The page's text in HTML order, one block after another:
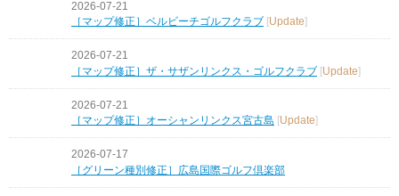
2026-07-21
［マップ修正］ベルビーチゴルフクラブ [Update]
2026-07-21
［マップ修正］ザ・サザンリンクス・ゴルフクラブ [Update]
2026-07-21
［マップ修正］オーシャンリンクス宮古島 [Update]
2026-07-17
［グリーン種別修正］広島国際ゴルフ倶楽部